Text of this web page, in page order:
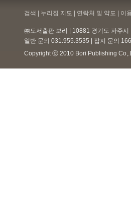
검색 | 누리집 지도 | 연락처 및 약도 | 이
㈜도서출판 보리 | 10881 경기도 파주
일반 문의 031.955.3535 | 잡지 문의
Copyright ⓒ 2010 Bori Publishing